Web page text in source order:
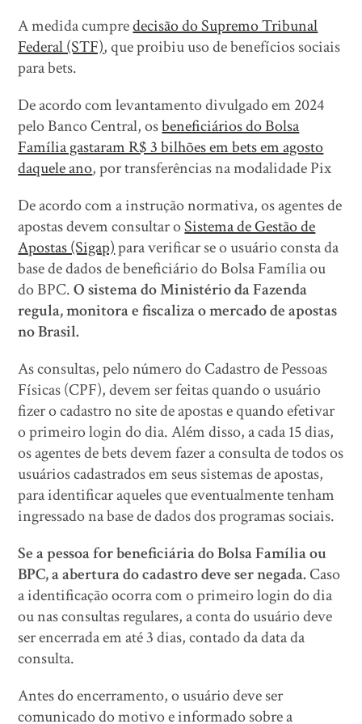
A medida cumpredecisão do Supremo Tribunal
Federal (STF), que proibiu uso de benefícios sociais
para bets.
De acordo com levantamento divulgado em 2024
pelo Banco Central, osbeneficiários do Bolsa
Família gastaram R$ 3 bilhões em bets em agosto
daquele ano, por transferências na modalidade Pix
De acordo com a instrução normativa, os agentes de
apostas devem consultar oSistema de Gestão de
Apostas (Sigap)para verificar se o usuário consta da
base de dados de beneficiário do Bolsa Família ou
do BPC.O sistema do Ministério da Fazenda
regula, monitora e fiscaliza o mercado de apostas
no Brasil.
As consultas, pelo número do Cadastro de Pessoas
Físicas (CPF), devem ser feitas quando o usuário
fizer o cadastro no site de apostas e quando efetivar
o primeiro login do dia. Além disso, a cada 15 dias,
os agentes de bets devem fazer a consulta de todos os
usuários cadastrados em seus sistemas de apostas,
para identificar aqueles que eventualmente tenham
ingressado na base de dados dos programas sociais.
Se a pessoa for beneficiária do Bolsa Família ou
BPC, a abertura do cadastro deve ser negada. Caso
a identificação ocorra com o primeiro login do dia
ou nas consultas regulares, a conta do usuário deve
ser encerrada em até 3 dias, contado da data da
consulta.
Antes do encerramento, o usuário deve ser
comunicado do motivo e informado sobre a